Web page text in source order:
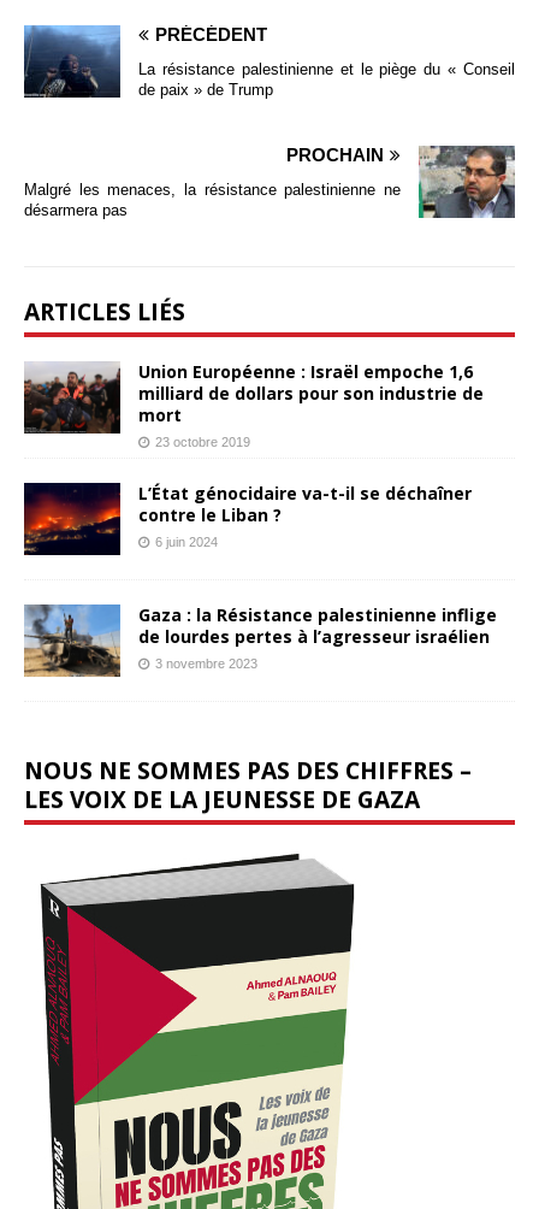
PRÉCÉDENT
La résistance palestinienne et le piège du « Conseil
de paix » de Trump
PROCHAIN
Malgré les menaces, la résistance palestinienne ne
désarmera pas
ARTICLES LIÉS
Union Européenne : Israël empoche 1,6
milliard de dollars pour son industrie de
mort
23 octobre 2019
L’État génocidaire va-t-il se déchaîner
contre le Liban ?
6 juin 2024
Gaza : la Résistance palestinienne inflige
de lourdes pertes à l’agresseur israélien
3 novembre 2023
NOUS NE SOMMES PAS DES CHIFFRES –
LES VOIX DE LA JEUNESSE DE GAZA